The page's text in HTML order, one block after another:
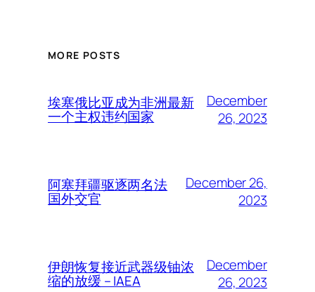
MORE POSTS
埃塞俄比亚成为非洲最新
一个主权违约国家
December
26, 2023
阿塞拜疆驱逐两名法
国外交官
December 26,
2023
伊朗恢复接近武器级铀浓
缩的放缓 – IAEA
December
26, 2023